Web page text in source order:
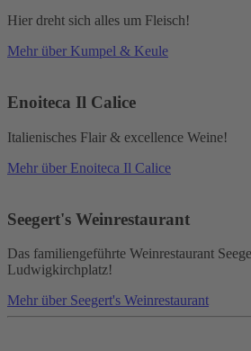
Hier dreht sich alles um Fleisch!
Mehr über Kumpel & Keule
Enoiteca Il Calice
Italienisches Flair & excellence Weine!
Mehr über Enoiteca Il Calice
Seegert's Weinrestaurant
Das familiengeführte Weinrestaurant
Ludwigkirchplatz!
Mehr über Seegert's Weinrestaurant